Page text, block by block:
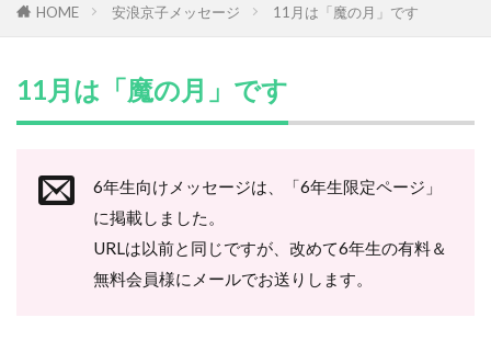
HOME 安浪京子メッセージ 11月は「魔の月」です
11月は「魔の月」です
6年生向けメッセージは、「6年生限定ページ」
に掲載しました。
URLは以前と同じですが、改めて6年生の有料＆
無料会員様にメールでお送りします。